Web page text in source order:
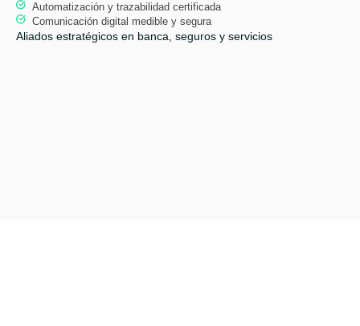
Automatización y trazabilidad certificada
Comunicación digital medible y segura
Aliados estratégicos en banca, seguros y servicios